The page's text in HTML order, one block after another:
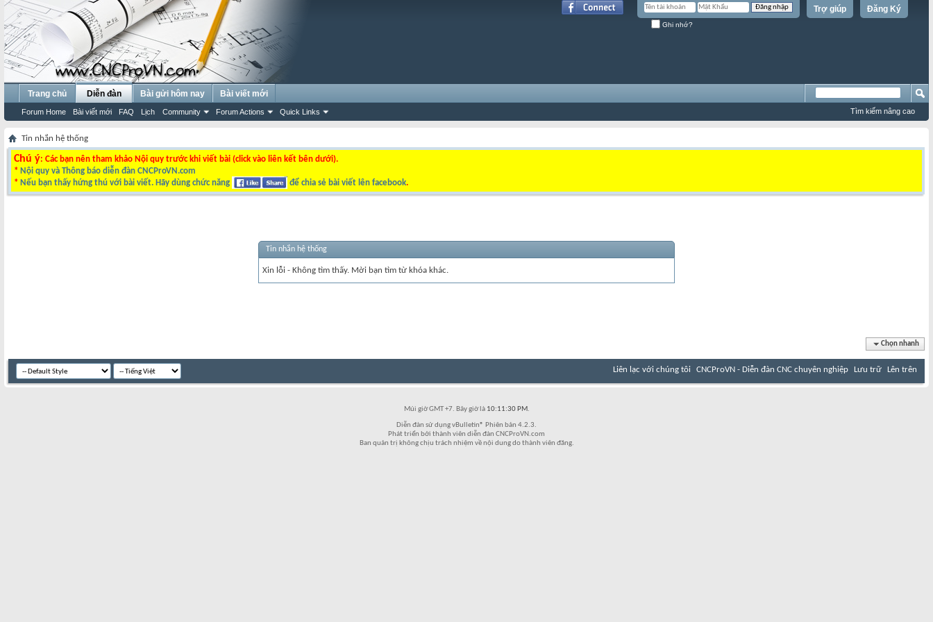
Đăng Ký
Trợ giúp
Ghi nhớ?
Trang chủ Diễn đàn
Forum Home Bài viết mới FAQ Lịch Community Forum Actions Quick Links
Bài gửi hôm nay Bài viết mới
Tìm kiếm nâng cao
Tin nhắn hệ thống
Chú ý: Các bạn nên tham khảo Nội quy trước khi viết bài (click vào liên kết bên dưới).
* Nội quy và Thông báo diễn đàn CNCProVN.com
* Nếu bạn thấy hứng thú với bài viết. Hãy dùng chức năng để chia sẻ bài viết lên facebook.
Tin nhắn hệ thống
Xin lỗi - Không tìm thấy. Mời bạn tìm từ khóa khác.
Chọn nhanh
Liên lạc với chúng tôi CNCProVN - Diễn đàn CNC chuyên nghiệp Lưu trữ Lên trên
Múi giờ GMT +7. Bây giờ là 10:11:30 PM.
Diễn đàn sử dụng vBulletin® Phiên bản 4.2.3.
Phát triển bởi thành viên diễn đàn CNCProVN.com
Ban quản trị không chịu trách nhiệm về nội dung do thành viên đăng.